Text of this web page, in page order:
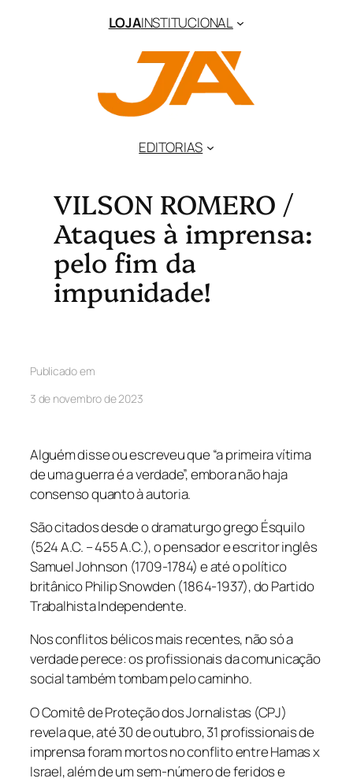
LOJAINSTITUCIONAL
EDITORIAS
VILSON ROMERO /
Ataques à imprensa:
pelo fim da
impunidade!
Publicado em
3 de novembro de 2023
Alguém disse ou escreveu que “a primeira vítima
de uma guerra é a verdade”, embora não haja
consenso quanto à autoria.
São citados desde o dramaturgo grego Ésquilo
(524 A.C. – 455 A.C.), o pensador e escritor inglês
Samuel Johnson (1709-1784) e até o político
britânico Philip Snowden (1864-1937), do Partido
Trabalhista Independente.
Nos conflitos bélicos mais recentes, não só a
verdade perece: os profissionais da comunicação
social também tombam pelo caminho.
O Comitê de Proteção dos Jornalistas (CPJ)
revela que, até 30 de outubro, 31 profissionais de
imprensa foram mortos no conflito entre Hamas x
Israel, além de um sem-número de feridos e